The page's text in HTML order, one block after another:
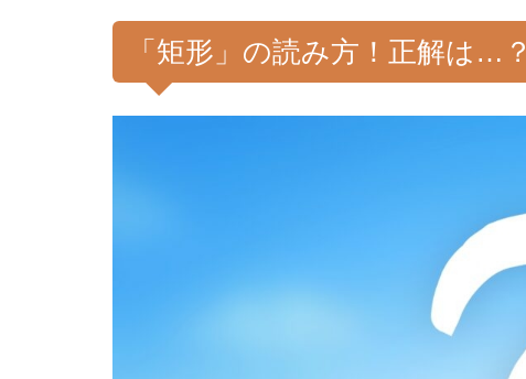
「矩形」の読み方！正解は…？